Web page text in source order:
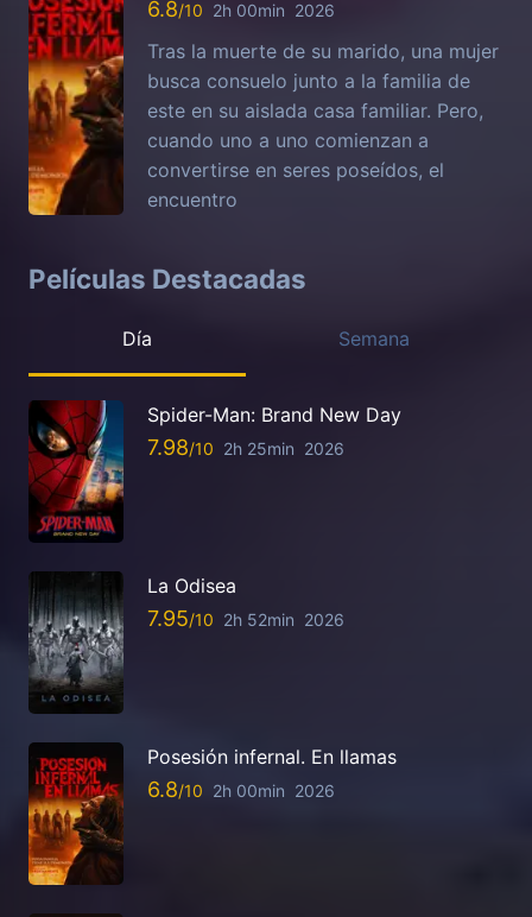
6.8 2h 00min 2026
Tras la muerte de su marido, una mujer
busca consuelo junto a la familia de
este en su aislada casa familiar. Pero,
cuando uno a uno comienzan a
convertirse en seres poseídos, el
encuentro
Películas Destacadas
Día Semana
Spider-Man: Brand New Day
7.98 2h 25min 2026
La Odisea
7.95 2h 52min 2026
Posesión infernal. En llamas
6.8 2h 00min 2026